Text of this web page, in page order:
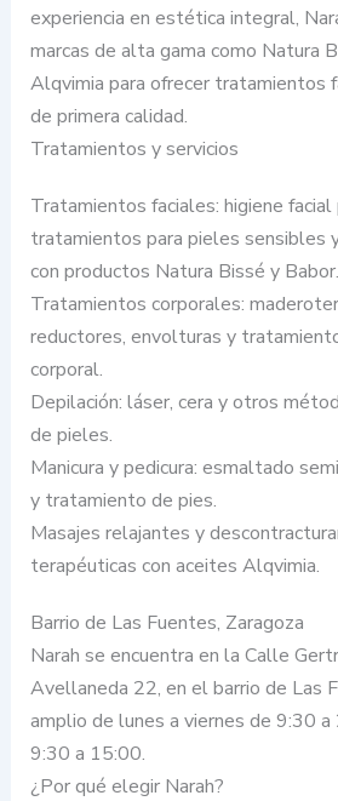
experiencia en estética integral,
marcas de alta gama como Natura
Alqvimia para ofrecer tratamientos
de primera calidad.
Tratamientos y servicios
Tratamientos faciales: higiene facial
tratamientos para pieles sensibles
con productos Natura Bissé y Babor.
Tratamientos corporales:
reductores, envolturas y
corporal.
Depilación: láser, cera y otros
de pieles.
Manicura y pedicura: esmaltado
y tratamiento de pies.
Masajes relajantes y
terapéuticas con aceites Alqvimia.
Barrio de Las Fuentes, Zaragoza
Narah se encuentra en la Calle
Avellaneda 22, en el barrio de Las
amplio de lunes a viernes de 9:30
9:30 a 15:00.
¿Por qué elegir Narah?